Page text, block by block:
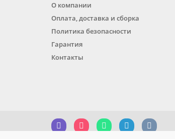
О компании
Оплата, доставка и сборка
Политика безопасности
Гарантия
Контакты